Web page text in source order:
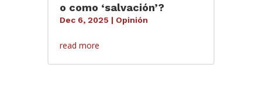
o como ‘salvación’?
Dec 6, 2025 | Opinión
read more